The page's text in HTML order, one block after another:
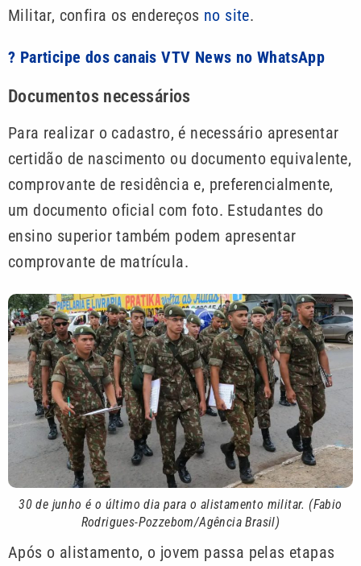
Militar, confira os endereços no site.
? Participe dos canais VTV News no WhatsApp
Documentos necessários
Para realizar o cadastro, é necessário apresentar
certidão de nascimento ou documento equivalente,
comprovante de residência e, preferencialmente,
um documento oficial com foto. Estudantes do
ensino superior também podem apresentar
comprovante de matrícula.
30 de junho é o último dia para o alistamento militar. (Fabio
Rodrigues-Pozzebom/Agência Brasil)
Após o alistamento, o jovem passa pelas etapas